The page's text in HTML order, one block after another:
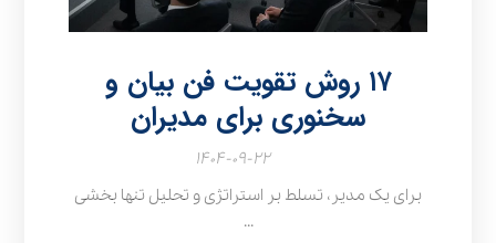
۱۷ روش تقویت فن بیان و
سخنوری برای مدیران
۱۴۰۴-۰۹-۲۲
برای یک مدیر، تسلط بر استراتژی و تحلیل تنها بخشی
...